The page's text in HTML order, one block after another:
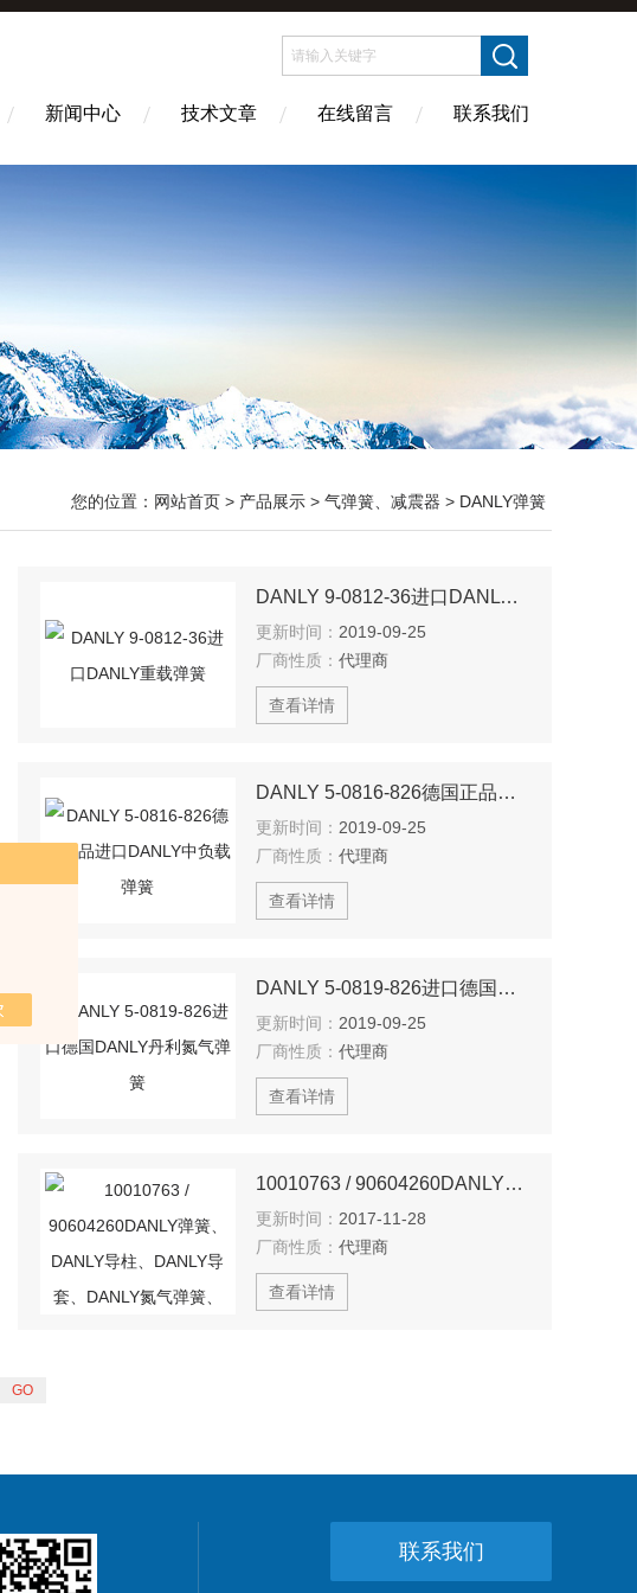
新闻中心 技术文章 在线留言 联系我们
您的位置： 网站首页 > 产品展示 > 气弹簧、减震器 > DANLY弹簧
DANLY 9-0812-36进口DANLY重载弹簧
更新时间： 2019-09-25
厂商性质： 代理商
查看详情
DANLY 5-0816-826德国正品进口DANLY中负载弹簧
更新时间： 2019-09-25
厂商性质： 代理商
查看详情
DANLY 5-0819-826进口德国DANLY丹利氮气弹簧
更新时间： 2019-09-25
厂商性质： 代理商
查看详情
10010763 / 90604260DANLY弹簧、DANLY导柱、DANLY导套、DANLY氮气弹簧、DANLY气弹簧、DANLY模具
更新时间： 2017-11-28
厂商性质： 代理商
查看详情
联系我们